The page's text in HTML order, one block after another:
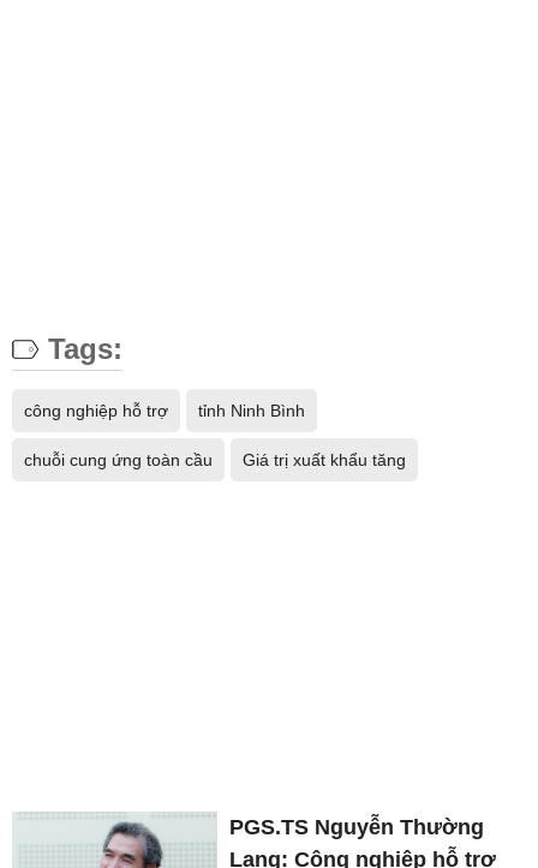
Tags:
công nghiệp hỗ trợ tỉnh Ninh Bình
chuỗi cung ứng toàn cầu Giá trị xuất khẩu tăng
PGS.TS Nguyễn Thường
Lạng: Công nghiệp hỗ trợ